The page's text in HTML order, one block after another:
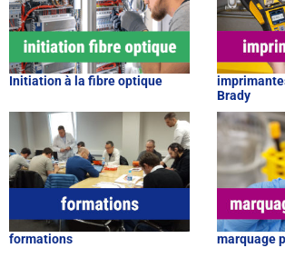
Initiation à la fibre optique
Brady
formations marquage